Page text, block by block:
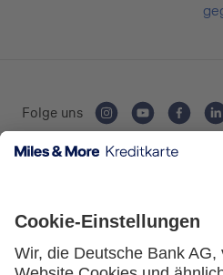
Folge uns
Selbstständige
(z.B. Gewerbetreibender,